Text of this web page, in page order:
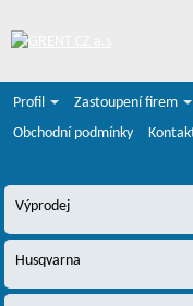
Profil
Zastoupení firem
Obchodní podmínky
Výprodej
Husqvarna